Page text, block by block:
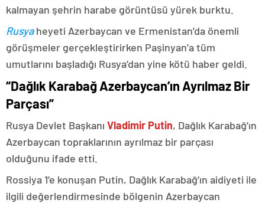
kalmayan şehrin harabe görüntüsü yürek burktu.
Rusyaheyeti Azerbaycan ve Ermenistan’da önemli
görüşmeler gerçekleştirirken Paşinyan’a tüm
umutlarını başladığı Rusya’dan yine kötü haber geldi.
“Dağlık Karabağ Azerbaycan’ın Ayrılmaz Bir
Parçası”
Rusya Devlet Başkanı Vladimir Putin, Dağlık Karabağ’ın
Azerbaycan topraklarının ayrılmaz bir parçası
olduğunu ifade etti.
Rossiya 1’e konuşan Putin, Dağlık Karabağ’ın aidiyeti ile
ilgili değerlendirmesinde bölgenin Azerbaycan